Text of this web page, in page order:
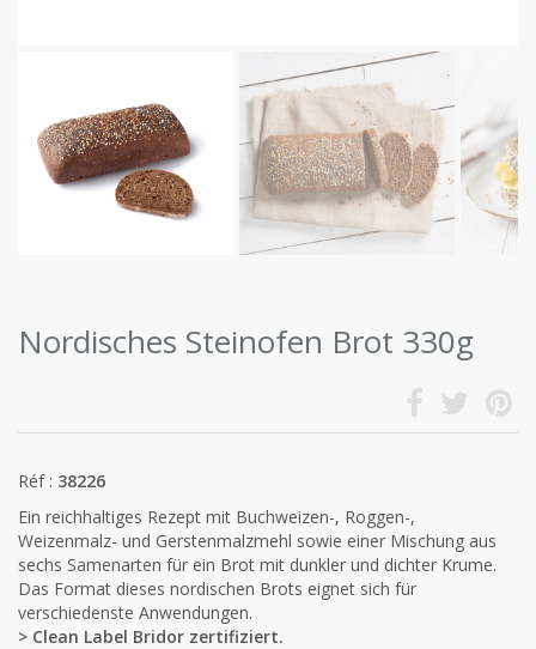
Nordisches Steinofen Brot 330g
Réf : 38226
Ein reichhaltiges Rezept mit Buchweizen-, Roggen-,
Weizenmalz- und Gerstenmalzmehl sowie einer Mischung aus
sechs Samenarten für ein Brot mit dunkler und dichter Krume.
Das Format dieses nordischen Brots eignet sich für
verschiedenste Anwendungen.
> Clean Label Bridor zertifiziert.